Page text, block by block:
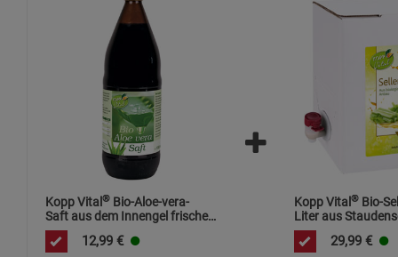
Kopp Vital ® Bio-Aloe-vera-
Saft aus dem Innengel frischer
Aloe-vera-Pflanzen
12,99 €
Kopp Vital ®Bio-
Liter aus
(Stangensellerie)
Direktsaft mit
29,99 €